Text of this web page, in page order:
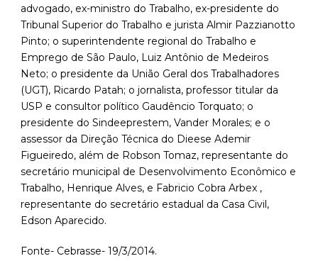
advogado, ex-ministro do Trabalho, ex-presidente do
Tribunal Superior do Trabalho e jurista Almir Pazzianotto
Pinto; o superintendente regional do Trabalho e
Emprego de São Paulo, Luiz Antônio de Medeiros
Neto; o presidente da União Geral dos Trabalhadores
(UGT), Ricardo Patah; o jornalista, professor titular da
USP e consultor político Gaudêncio Torquato; o
presidente do Sindeeprestem, Vander Morales; e o
assessor da Direção Técnica do Dieese Ademir
Figueiredo, além de Robson Tomaz, representante do
secretário municipal de Desenvolvimento Econômico e
Trabalho, Henrique Alves, e Fabricio Cobra Arbex ,
representante do secretário estadual da Casa Civil,
Edson Aparecido.
Fonte- Cebrasse- 19/3/2014.